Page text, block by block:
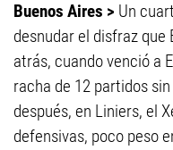
Buenos Aires > Un
desnudar el disfraz que
atrás, cuando venció a
racha de 12 partidos
después, en Liniers, el
defensivas, poco peso